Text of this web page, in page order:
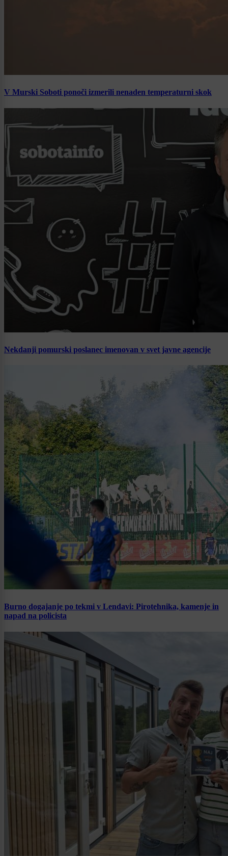
V Murski Soboti ponoči izmerili nenaden temperaturni skok
Nekdanji pomurski poslanec imenovan v svet javne agencije
Burno dogajanje po tekmi v Lendavi: Pirotehnika, kamenje in
napad na policista